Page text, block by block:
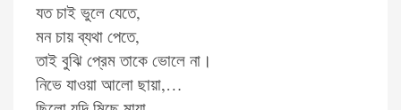
যত চাই ভুলে যেতে,
মন চায় ব্যথা পেতে,
তাই বুঝি প্রেম তাকে ভোলে না।
নিভে যাওয়া আলো ছায়া,…